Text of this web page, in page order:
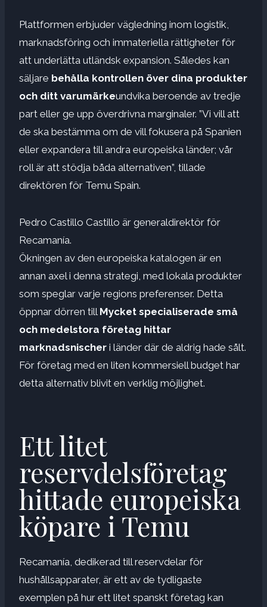
Plattformen erbjuder vägledning inom logistik,
marknadsföring och immateriella rättigheter för
att underlätta utländsk expansion. Således kan
säljare behålla kontrollen över dina produkter
och ditt varumärkeundvika beroende av tredje
part eller ge upp överdrivna marginaler. ”Vi vill att
de ska bestämma om de vill fokusera på Spanien
eller expandera till andra europeiska länder; vår
roll är att stödja båda alternativen”, tillade
direktören för Temu Spain.
Pedro Castillo Castillo är generaldirektör för
Recamanía.
Ökningen av den europeiska katalogen är en
annan axel i denna strategi, med lokala produkter
som speglar varje regions preferenser. Detta
öppnar dörren till Mycket specialiserade små
och medelstora företag hittar
marknadsnischer i länder där de aldrig hade sålt.
För företag med en liten kommersiell budget har
detta alternativ blivit en verklig möjlighet.
Ett litet
reservdelsföretag
hittade europeiska
köpare i Temu
Recamanía, dedikerad till reservdelar för
hushållsapparater, är ett av de tydligaste
exemplen på hur ett litet spanskt företag kan